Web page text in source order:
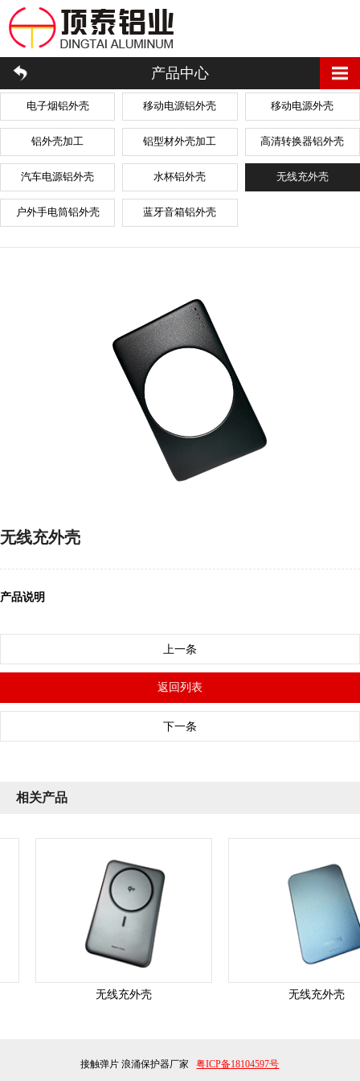
产品中心
电子烟铝外壳 移动电源铝外壳 移动电源外壳
铝外壳加工 铝型材外壳加工 高清转换器铝外壳
汽车电源铝外壳 水杯铝外壳 无线充外壳
户外手电筒铝外壳 蓝牙音箱铝外壳
无线充外壳
产品说明
上一条
返回列表
下一条
相关产品
无线充外壳 无线充外壳
接触弹片 浪涌保护器厂家 粤ICP备18104597号